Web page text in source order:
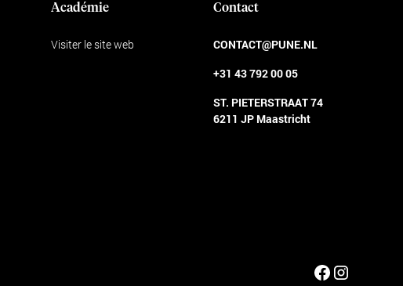
Académie
Visiter le site web
Contact
CONTACT@PUNE.NL
+31 43 792 00 05
ST. PIETERSTRAAT 74
6211 JP Maastricht